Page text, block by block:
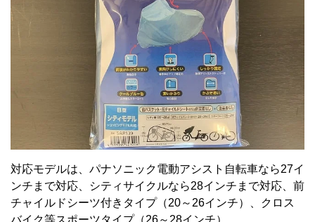
対応モデルは、パナソニック電動アシスト自転車なら27イ
ンチまで対応、シティサイクルなら28インチまで対応、前
チャイルドシーツ付きタイプ（20～26インチ）、クロス